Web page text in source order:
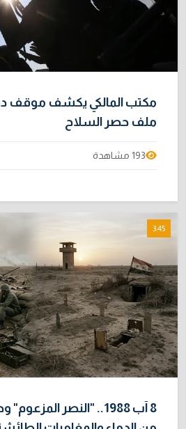
مكتب المالكي يكشف موقف
ملف حصر السلاح
193 مشاهدة
3:45
8 آب 1988.. "النصر